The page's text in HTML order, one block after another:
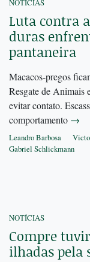
NOTÍCIAS
Luta contra
duras
pantaneira
Macacos-pregos
Resgate de Animais
evitar contato.
comportamento →
Leandro Barbosa
Gabriel Schlickmann
NOTÍCIAS
Compre
ilhadas pela